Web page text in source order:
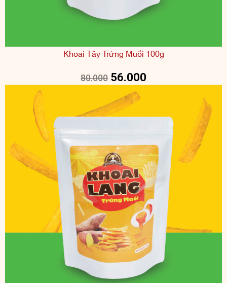
Khoai Tây Trứng Muối 100g
80.000 56.000